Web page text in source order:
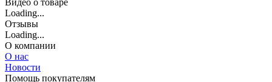
Видео о товаре
Loading...
Отзывы
Loading...
О компании
О нас
Новости
Помощь покупателям